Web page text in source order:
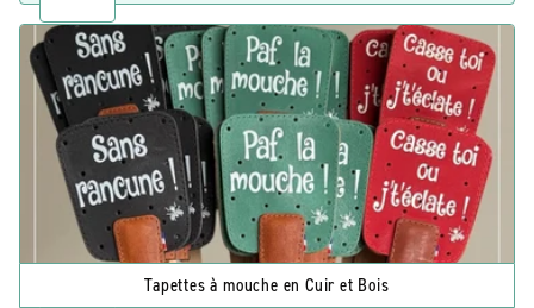
Tapettes à mouche en Cuir et Bois